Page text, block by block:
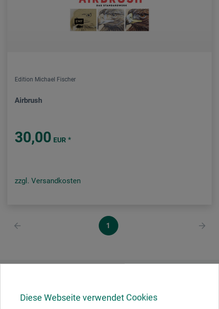
Diese Webseite verwendet Cookies
Edition Michael Fischer
Airbrush
30,00 EUR *
zzgl. Versandkosten
1